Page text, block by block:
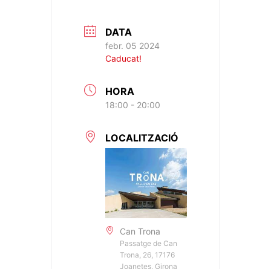
DATA
febr. 05 2024
Caducat!
HORA
18:00 - 20:00
LOCALITZACIÓ
Can Trona
Passatge de Can
Trona, 26, 17176
Joanetes, Girona